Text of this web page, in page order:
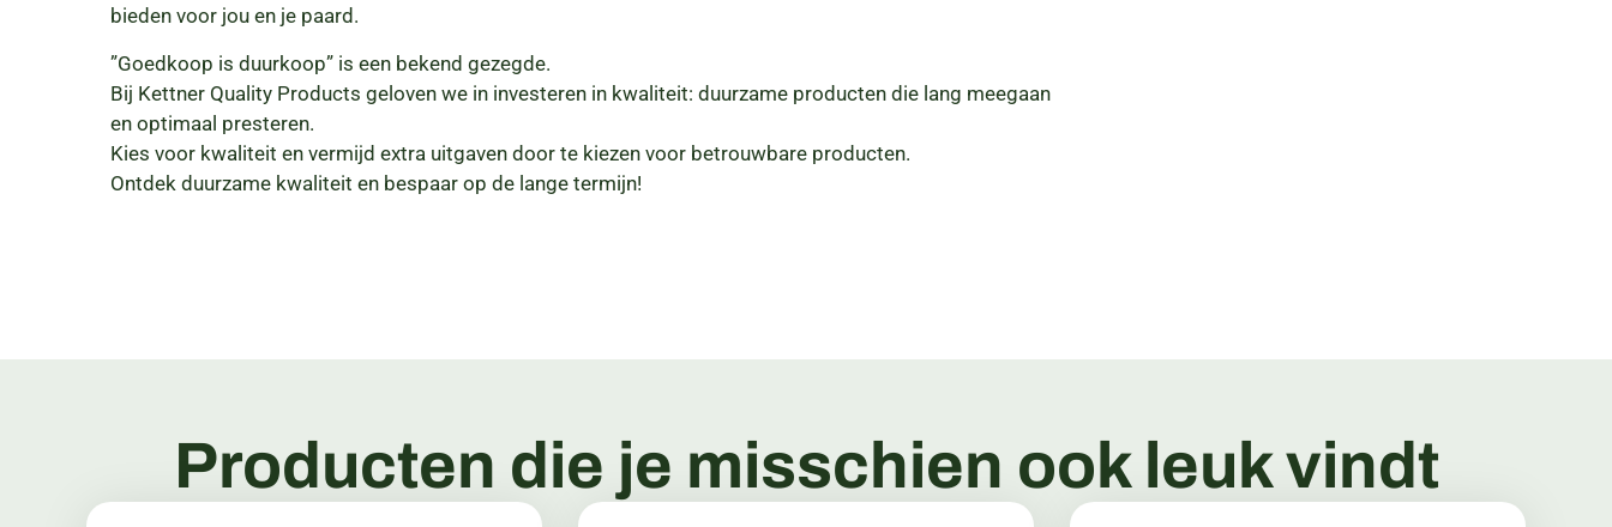
bieden voor jou en je paard.
”Goedkoop is duurkoop” is een bekend gezegde.
Bij Kettner Quality Products geloven we in investeren in kwaliteit: duurzame producten die lang meegaan
en optimaal presteren.
Kies voor kwaliteit en vermijd extra uitgaven door te kiezen voor betrouwbare producten.
Ontdek duurzame kwaliteit en bespaar op de lange termijn!
Producten die je misschien ook leuk vindt